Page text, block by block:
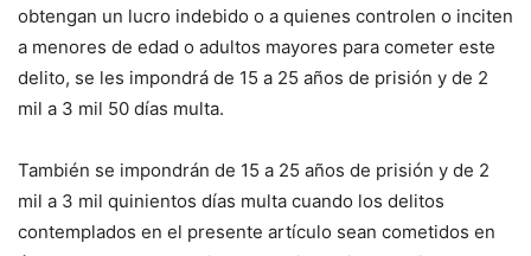
obtengan un lucro indebido o a quienes controlen o inciten
a menores de edad o adultos mayores para cometer este
delito, se les impondrá de 15 a 25 años de prisión y de 2
mil a 3 mil 50 días multa.
También se impondrán de 15 a 25 años de prisión y de 2
mil a 3 mil quinientos días multa cuando los delitos
contemplados en el presente artículo sean cometidos en